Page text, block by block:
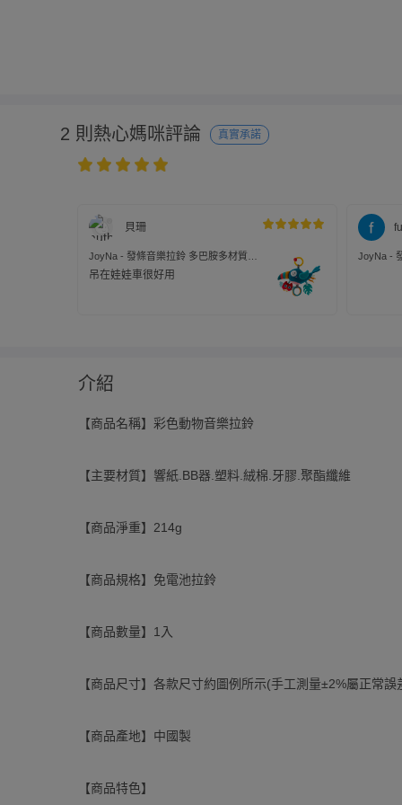
2 則熱心媽咪評論 真實承諾
貝珊
JoyNa - 發條音樂拉鈴 多巴胺多材質音
樂鈴 嬰兒車掛鈴 床邊音樂鈴-藍色鳥
吊在娃娃車很好用
JoyNa -
介紹
【商品名稱】彩色動物音樂拉鈴
【主要材質】響紙.BB器.塑料.絨棉.牙膠.聚酯纖維
【商品淨重】214g
【商品規格】免電池拉鈴
【商品數量】1入
【商品尺寸】各款尺寸約圖例所示(手工測量±2%屬正常誤
【商品產地】中國製
【商品特色】